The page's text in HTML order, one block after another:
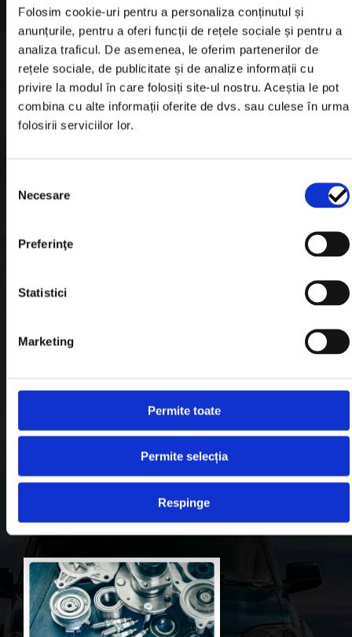
Folosim cookie-uri pentru a personaliza conținutul și
anunțurile, pentru a oferi funcții de rețele sociale și pentru a
analiza traficul. De asemenea, le oferim partenerilor de
rețele sociale, de publicitate și de analize informații cu
privire la modul în care folosiți site-ul nostru. Aceștia le pot
combina cu alte informații oferite de dvs. sau culese în urma
folosirii serviciilor lor.
consimțământului
Necesare
Preferinţe
Statistici
Marketing
Permite toate
Permite selecția
Respinge
Informatii utile
Informatii Livrare
Garantie si Retur
Politica de Cookies
Plata in Rate
Link-uri rapide
Blog
Favorite